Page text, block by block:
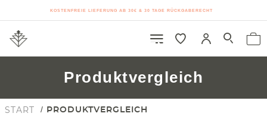
KOSTENFREIE LIEFERUNG AB 30€ & 30 TAGE RÜCKGABERECHT
START PRODUKTVERGLEICH
Produktvergleich